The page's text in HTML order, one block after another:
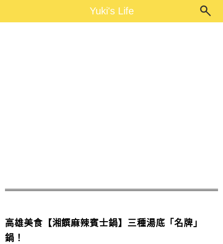
Yuki's LifeYuki's Life
高雄美食【湘饌麻辣賓士鍋】三種湯底「名牌」
鍋！